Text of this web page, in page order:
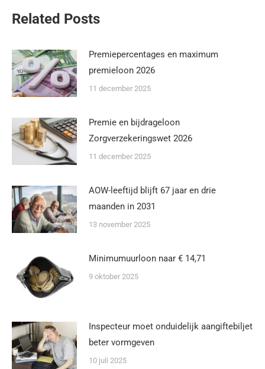
Related Posts
Premiepercentages en maximum
premieloon 2026
11 december 2025
Premie en bijdrageloon
Zorgverzekeringswet 2026
11 december 2025
AOW-leeftijd blijft 67 jaar en drie
maanden in 2031
13 november 2025
Minimumuurloon naar € 14,71
9 oktober 2025
Inspecteur moet onduidelijk aangiftebiljet
beter vormgeven
10 juli 2025